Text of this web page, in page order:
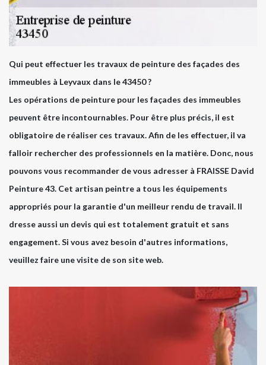
Qui peut effectuer les travaux de peinture des façades des
immeubles à Leyvaux dans le 43450 ?
Les opérations de peinture pour les façades des immeubles
peuvent être incontournables. Pour être plus précis, il est
obligatoire de réaliser ces travaux. Afin de les effectuer, il va
falloir rechercher des professionnels en la matière. Donc, nous
pouvons vous recommander de vous adresser à FRAISSE David
Peinture 43. Cet artisan peintre a tous les équipements
appropriés pour la garantie d'un meilleur rendu de travail. Il
dresse aussi un devis qui est totalement gratuit et sans
engagement. Si vous avez besoin d'autres informations,
veuillez faire une visite de son site web.